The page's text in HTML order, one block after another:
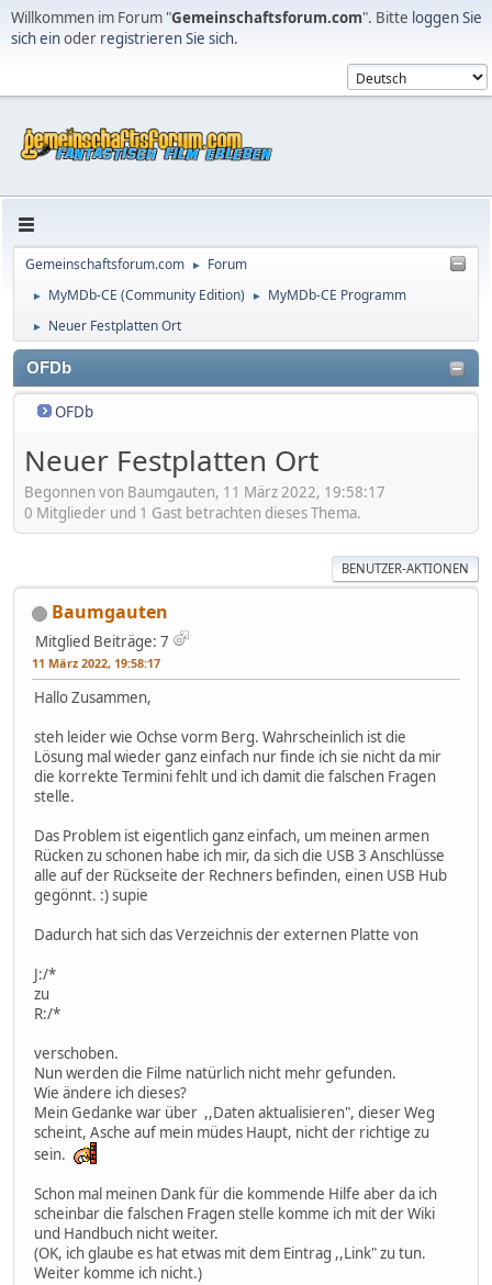
Willkommen im Forum "Gemeinschaftsforum.com". Bitte loggen Sie
sich einoder registrieren Sie sich.
Gemeinschaftsforum.com ► Forum
► MyMDb-CE (Community Edition) ► MyMDb-CE Programm
► Neuer Festplatten Ort
OFDb
OFDb
Neuer Festplatten Ort
Begonnen von Baumgauten, 11 März 2022, 19:58:17
0 Mitglieder und 1 Gast betrachten dieses Thema.
BENUTZER-AKTIONEN
Baumgauten
Mitglied Beiträge: 7
11 März 2022, 19:58:17
Hallo Zusammen,
steh leider wie Ochse vorm Berg. Wahrscheinlich ist die
Lösung mal wieder ganz einfach nur finde ich sie nicht da mir
die korrekte Termini fehlt und ich damit die falschen Fragen
stelle.
Das Problem ist eigentlich ganz einfach, um meinen armen
Rücken zu schonen habe ich mir, da sich die USB 3 Anschlüsse
alle auf der Rückseite der Rechners befinden, einen USB Hub
gegönnt. :) supie
Dadurch hat sich das Verzeichnis der externen Platte von
J:/*
zu
R:/*
verschoben.
Nun werden die Filme natürlich nicht mehr gefunden.
Wie ändere ich dieses?
Mein Gedanke war über ,,Daten aktualisieren", dieser Weg
scheint, Asche auf mein müdes Haupt, nicht der richtige zu
sein.
Schon mal meinen Dank für die kommende Hilfe aber da ich
scheinbar die falschen Fragen stelle komme ich mit der Wiki
und Handbuch nicht weiter.
(OK, ich glaube es hat etwas mit dem Eintrag ,,Link" zu tun.
Weiter komme ich nicht.)